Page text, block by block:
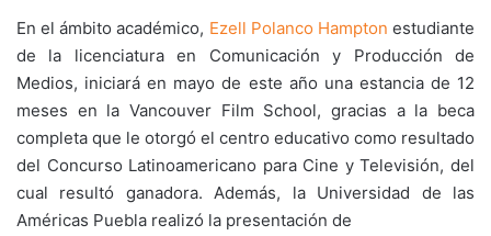
En el ámbito académico, Ezell Polanco Hamptonestudiante
de la licenciatura en Comunicación y Producción de
Medios, iniciará en mayo de este año una estancia de 12
meses en la Vancouver Film School, gracias a la beca
completa que le otorgó el centro educativo como resultado
del Concurso Latinoamericano para Cine y Televisión, del
cual resultó ganadora. Además, la Universidad de las
Américas Puebla realizó la presentación de